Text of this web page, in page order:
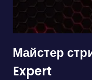
Майстер
Expert